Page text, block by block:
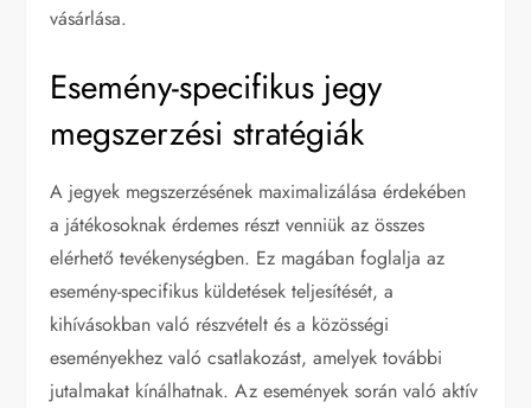
vásárlása.
Esemény-specifikus jegy
megszerzési stratégiák
A jegyek megszerzésének maximalizálása érdekében
a játékosoknak érdemes részt venniük az összes
elérhető tevékenységben. Ez magában foglalja az
esemény-specifikus küldetések teljesítését, a
kihívásokban való részvételt és a közösségi
eseményekhez való csatlakozást, amelyek további
jutalmakat kínálhatnak. Az események során való aktív